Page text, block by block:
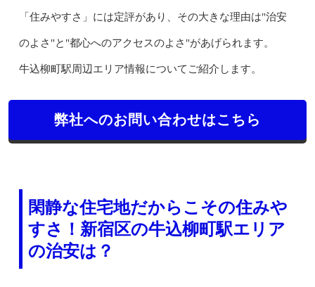
「住みやすさ」には定評があり、その大きな理由は"治安
のよさ"と"都心へのアクセスのよさ"があげられます。
牛込柳町駅周辺エリア情報についてご紹介します。
弊社へのお問い合わせはこちら
閑静な住宅地だからこその住みや
すさ！新宿区の牛込柳町駅エリア
の治安は？